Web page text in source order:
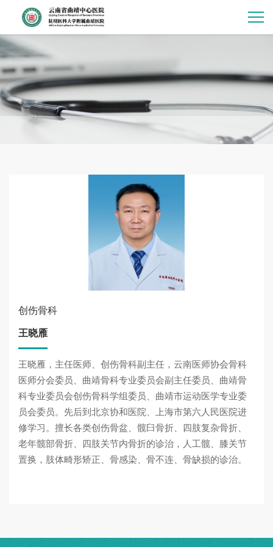
创伤骨科
王晓雁
王晓雁，主任医师、创伤骨科副主任，云南医师协会骨科
医师分会委员、曲靖骨科专业委员会副主任委员、曲靖骨
科专业委员会创伤骨科学组委员、曲靖市运动医学专业委
员会委员。先后到北京协和医院、上海市第六人民医院进
修学习。擅长各类创伤骨盆、髋臼骨折、四肢复杂骨折、
老年髋部骨折、四肢关节内骨折的诊治，人工髋、膝关节
置换，肢体畸形矫正、骨感染、骨不连、骨缺损的诊治。